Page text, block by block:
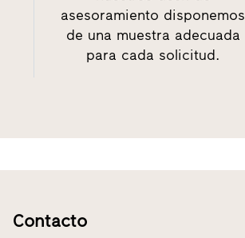
asesoramiento disponemos
de una muestra adecuada
para cada solicitud.
Contacto